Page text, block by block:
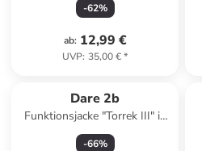
-62%
ab: 12,99 €
UVP: 35,00 €*
Dare 2b
Funktionsjacke "Torrek III" in
Dunkelblau
-66%